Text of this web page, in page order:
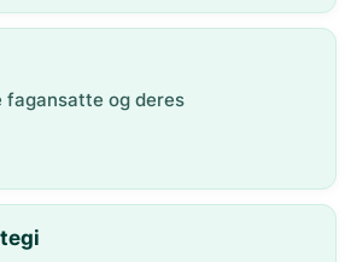
fagansatte og deres